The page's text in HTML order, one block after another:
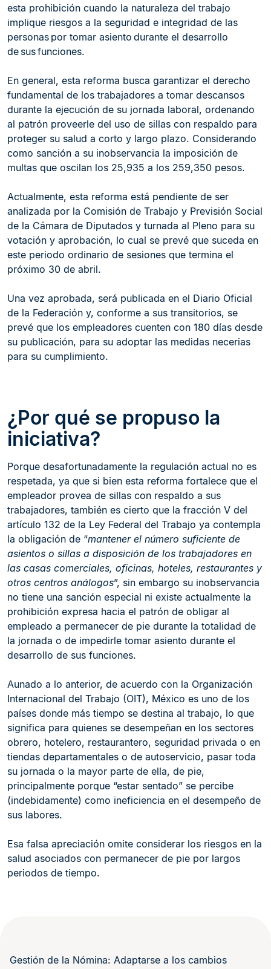
esta prohibición cuando la naturaleza del trabajo
implique riesgos a la seguridad e integridad de las
personas por tomar asiento durante el desarrollo
de sus funciones.
En general, esta reforma busca garantizar el derecho
fundamental de los trabajadores a tomar descansos
durante la ejecución de su jornada laboral, ordenando
al patrón proveerle del uso de sillas con respaldo para
proteger su salud a corto y largo plazo. Considerando
como sanción a su inobservancia la imposición de
multas que oscilan los 25,935 a los 259,350 pesos.
Actualmente, esta reforma está pendiente de ser
analizada por la Comisión de Trabajo y Previsión Social
de la Cámara de Diputados y turnada al Pleno para su
votación y aprobación, lo cual se prevé que suceda en
este periodo ordinario de sesiones que termina el
próximo 30 de abril.
Una vez aprobada, será publicada en el Diario Oficial
de la Federación y, conforme a sus transitorios, se
prevé que los empleadores cuenten con 180 días desde
su publicación, para su adoptar las medidas necerias
para su cumplimiento.
¿Por qué se propuso la
iniciativa?
Porque desafortunadamente la regulación actual no es
respetada, ya que si bien esta reforma fortalece que el
empleador provea de sillas con respaldo a sus
trabajadores, también es cierto que la fracción V del
artículo 132 de la Ley Federal del Trabajo ya contempla
la obligación de “mantener el número suficiente de
asientos o sillas a disposición de los trabajadores en
las casas comerciales, oficinas, hoteles, restaurantes y
otros centros análogos”, sin embargo su inobservancia
no tiene una sanción especial ni existe actualmente la
prohibición expresa hacia el patrón de obligar al
empleado a permanecer de pie durante la totalidad de
la jornada o de impedirle tomar asiento durante el
desarrollo de sus funciones.
Aunado a lo anterior, de acuerdo con la Organización
Internacional del Trabajo (OIT), México es uno de los
países donde más tiempo se destina al trabajo, lo que
significa para quienes se desempeñan en los sectores
obrero, hotelero, restaurantero, seguridad privada o en
tiendas departamentales o de autoservicio, pasar toda
su jornada o la mayor parte de ella, de pie,
principalmente porque “estar sentado” se percibe
(indebidamente) como ineficiencia en el desempeño de
sus labores.
Esa falsa apreciación omite considerar los riesgos en la
salud asociados con permanecer de pie por largos
periodos de tiempo.
Gestión de la Nómina: Adaptarse a los cambios